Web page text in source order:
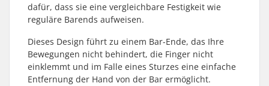
dafür, dass sie eine vergleichbare Festigkeit wie
reguläre Barends aufweisen.
Dieses Design führt zu einem Bar-Ende, das Ihre
Bewegungen nicht behindert, die Finger nicht
einklemmt und im Falle eines Sturzes eine einfache
Entfernung der Hand von der Bar ermöglicht.